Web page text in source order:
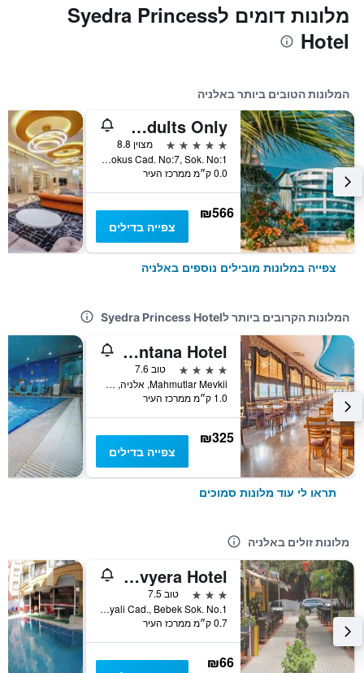
מלונות דומים לSyedra Princess
Hotel
המלונות הטובים ביותר באלניה
Sunprime C-Lounge Hotel - Adults Only
5 כוכבים
מצוין 8.8
Ahmet Tokus Cad. No:7, Sok. No:1, אלניה, טורקיה
0.0 ק״מ ממרכז העיר
₪566
צפייה בדילים
צפייה במלונות מובילים נוספים באלניה
המלונות הקרובים ביותר לSyedra Princess Hotel
Senza Grand Santana Hotel
4 כוכבים
טוב 7.6
Mahmutlar Mevkii, אלניה, טורקיה
1.0 ק״מ ממרכז העיר
₪325
צפייה בדילים
תראו לי עוד מלונות סמוכים
מלונות זולים באלניה
Kleopatra Bavyera Hotel.
3 כוכבים
טוב 7.5
Saray Mah. Guzelyali Cad., Bebek Sok. No.1, אלניה, טורקיה
0.7 ק״מ ממרכז העיר
₪66